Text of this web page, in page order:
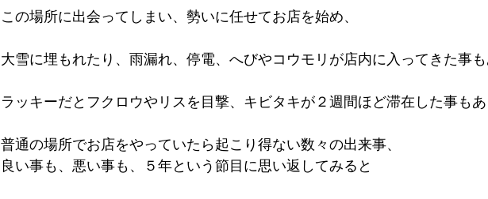
この場所に出会ってしまい、勢いに任せてお店を始め、
大雪に埋もれたり、雨漏れ、停電、へびやコウモリが店内に入ってきた事
ラッキーだとフクロウやリスを目撃、キビタキが２週間ほど滞在した事も
普通の場所でお店をやっていたら起こり得ない数々の出来事、
良い事も、悪い事も、５年という節目に思い返してみると